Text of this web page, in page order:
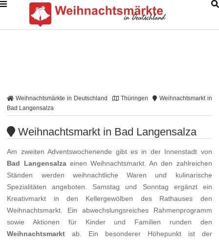
Weihnachtsmärkte in Deutschland Thüringen
Weihnachtsmarkt in
Bad Langensalza
Weihnachtsmarkt in Bad Langensalza
Am zweiten Adventswochenende gibt es in der Innenstadt von
Bad Langensalzaeinen Weihnachtsmarkt. An den zahlreichen
Ständen werden weihnachtliche Waren und kulinarische
Spezialitäten angeboten. Samstag und Sonntag ergänzt ein
Kreativmarkt in den Kellergewölben des Rathauses den
Weihnachtsmarkt. Ein abwechslungsreiches Rahmenprogramm
sowie Aktionen für Kinder und Familien runden den
Weihnachtsmarkt ab. Ein besonderer Höhepunkt ist der